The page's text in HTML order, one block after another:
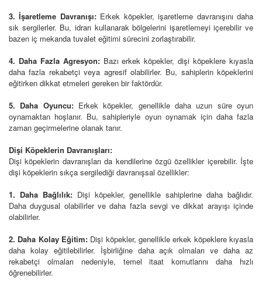
3. İşaretleme Davranışı:Erkek köpekler, işaretleme davranışını daha
sık sergilerler. Bu, idrarı kullanarak bölgelerini işaretlemeyi içerebilir ve
bazen iç mekanda tuvalet eğitimi sürecini zorlaştırabilir.
4. Daha Fazla Agresyon:Bazı erkek köpekler, dişi köpeklere kıyasla
daha fazla rekabetçi veya agresif olabilirler. Bu, sahiplerin köpeklerini
eğitirken dikkat etmeleri gereken bir faktördür.
5. Daha Oyuncu:Erkek köpekler, genellikle daha uzun süre oyun
oynamaktan hoşlanır. Bu, sahipleriyle oyun oynamak için daha fazla
zaman geçirmelerine olanak tanır.
Dişi Köpeklerin Davranışları:
Dişi köpeklerin davranışları da kendilerine özgü özellikler içerebilir. İşte
dişi köpeklerin sıkça sergilediği davranışsal özellikler:
1. Daha Bağlılık:Dişi köpekler, genellikle sahiplerine daha bağlıdır.
Daha duygusal olabilirler ve daha fazla sevgi ve dikkat arayışı içinde
olabilirler.
2. Daha Kolay Eğitim: Dişi köpekler, genellikle erkek köpeklere kıyasla
daha kolay eğitilebilirler. İşbirliğine daha açık olmaları ve daha az
rekabetçi olmaları nedeniyle, temel itaat komutlarını daha hızlı
öğrenebilirler.